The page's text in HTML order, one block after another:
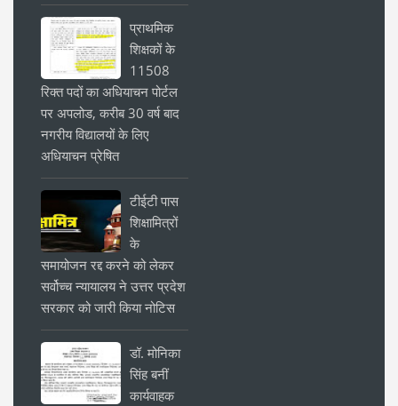
प्राथमिक
शिक्षकों के
11508
रिक्त पदों का अधियाचन पोर्टल
पर अपलोड, करीब 30 वर्ष बाद
नगरीय विद्यालयों के लिए
अधियाचन प्रेषित
टीईटी पास
शिक्षामित्रों
के
समायोजन रद्द करने को लेकर
सर्वोच्च न्यायालय ने उत्तर प्रदेश
सरकार को जारी किया नोटिस
डॉ. मोनिका
सिंह बनीं
कार्यवाहक